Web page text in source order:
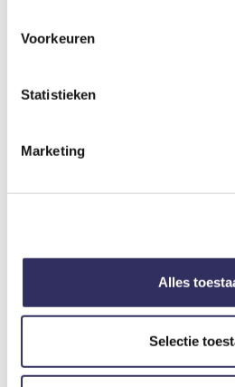
Voorkeuren
Statistieken
Marketing
Alles
Selectie
Per persoon per nacht
Per persoon
Per persoon per nacht
Diner